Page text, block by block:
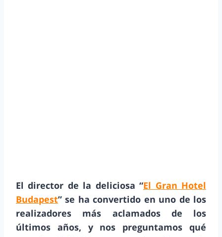
El director de la deliciosa “El Gran Hotel
Budapest” se ha convertido en uno de los
realizadores más aclamados de los
últimos años, y nos preguntamos qué